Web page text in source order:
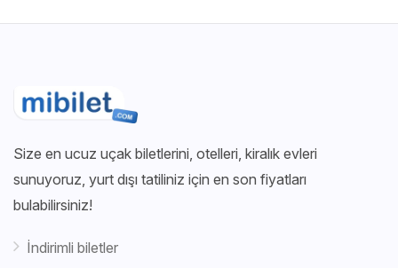
Size en ucuz uçak biletlerini, otelleri, kiralık evleri
sunuyoruz, yurt dışı tatiliniz için en son fiyatları
bulabilirsiniz!
İndirimli biletler